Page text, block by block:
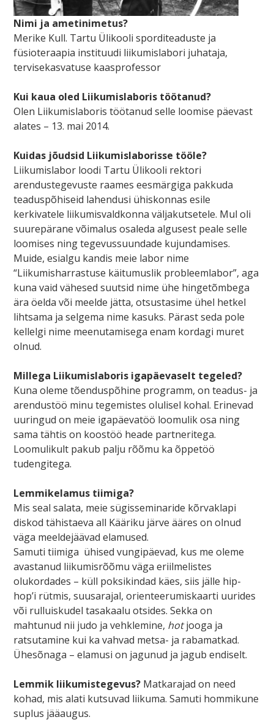
Nimi ja ametinimetus?
Merike Kull. Tartu Ülikooli sporditeaduste ja
füsioteraapia instituudi liikumislabori juhataja,
tervisekasvatuse kaasprofessor
Kui kaua oled Liikumislaboris töötanud?
Olen Liikumislaboris töötanud selle loomise päevast
alates – 13. mai 2014.
Kuidas jõudsid Liikumislaborisse tööle?
Liikumislabor loodi Tartu Ülikooli rektori
arendustegevuste raames eesmärgiga pakkuda
teaduspõhiseid lahendusi ühiskonnas esile
kerkivatele liikumisvaldkonna väljakutsetele. Mul oli
suurepärane võimalus osaleda algusest peale selle
loomises ning tegevussuundade kujundamises.
Muide, esialgu kandis meie labor nime
“Liikumisharrastuse käitumuslik probleemlabor”, aga
kuna vaid vähesed suutsid nime ühe hingetõmbega
ära öelda või meelde jätta, otsustasime ühel hetkel
lihtsama ja selgema nime kasuks. Pärast seda pole
kellelgi nime meenutamisega enam kordagi muret
olnud.
Millega Liikumislaboris igapäevaselt tegeled?
Kuna oleme tõenduspõhine programm, on teadus- ja
arendustöö minu tegemistes olulisel kohal. Erinevad
uuringud on meie igapäevatöö loomulik osa ning
sama tähtis on koostöö heade partneritega.
Loomulikult pakub palju rõõmu ka õppetöö
tudengitega.
Lemmikelamus tiimiga?
Mis seal salata, meie sügisseminaride kõrvaklapi
diskod tähistaeva all Kääriku järve ääres on olnud
väga meeldejäävad elamused.
Samuti tiimiga ühised vungipäevad, kus me oleme
avastanud liikumisrõõmu väga eriilmelistes
olukordades – küll poksikindad käes, siis jälle hip-
hop’i rütmis, suusarajal, orienteerumiskaarti uurides
või rulluiskudel tasakaalu otsides. Sekka on
mahtunud nii judo ja vehklemine, hotjooga ja
ratsutamine kui ka vahvad metsa- ja rabamatkad.
Ühesõnaga – elamusi on jagunud ja jagub endiselt.
Lemmik liikumistegevus? Matkarajad on need
kohad, mis alati kutsuvad liikuma. Samuti hommikune
suplus jääaugus.